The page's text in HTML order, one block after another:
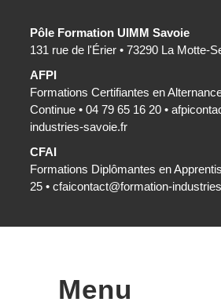
Pôle Formation UIMM Savoie
131 rue de l'Érier • 73290 La Motte-
AFPI
Formations Certifiantes en
Continue • 04 79 65 16 20 •
industries-savoie.fr
CFAI
Formations Diplômantes en
25 • cfaicontact@formation-
Menu